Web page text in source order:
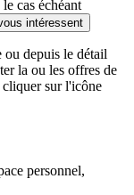
cas échéant
intéressent
ou depuis le détail
la ou les offres de
sur l'icône
personnel,